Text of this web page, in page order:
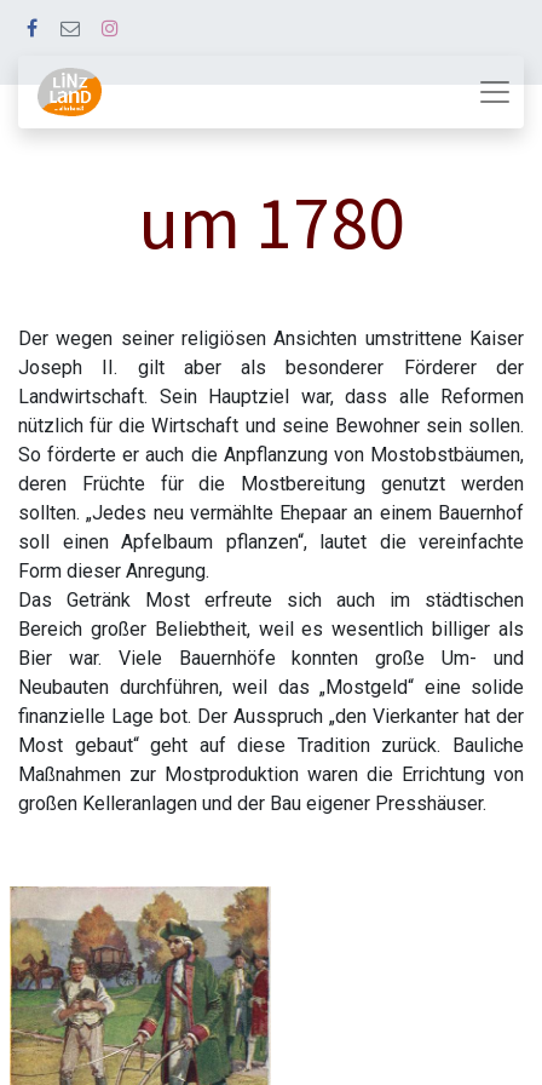
um 1780
Der wegen seiner religiösen Ansichten umstrittene Kaiser
Joseph II. gilt aber als besonderer Förderer der
Landwirtschaft. Sein Hauptziel war, dass alle Reformen
nützlich für die Wirtschaft und seine Bewohner sein sollen.
So förderte er auch die Anpflanzung von Mostobstbäumen,
deren Früchte für die Mostbereitung genutzt werden
sollten. „Jedes neu vermählte Ehepaar an einem Bauernhof
soll einen Apfelbaum pflanzen“, lautet die vereinfachte
Form dieser Anregung.
Das Getränk Most erfreute sich auch im städtischen
Bereich großer Beliebtheit, weil es wesentlich billiger als
Bier war. Viele Bauernhöfe konnten große Um- und
Neubauten durchführen, weil das „Mostgeld“ eine solide
finanzielle Lage bot. Der Ausspruch „den Vierkanter hat der
Most gebaut“ geht auf diese Tradition zurück. Bauliche
Maßnahmen zur Mostproduktion waren die Errichtung von
großen Kelleranlagen und der Bau eigener Presshäuser.